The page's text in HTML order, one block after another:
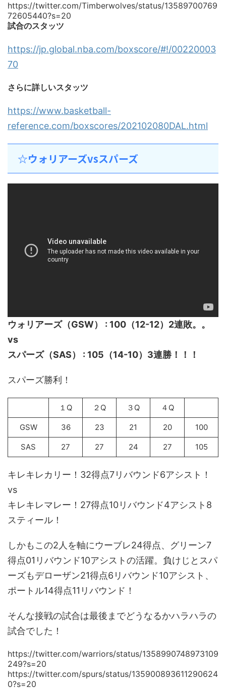
https://twitter.com/Timberwolves/status/13589700769
72605440?s=20
試合のスタッツ
https://jp.global.nba.com/boxscore/#!/00220003
70
さらに詳しいスタッツ
https://www.basketball-
reference.com/boxscores/202102080DAL.html
☆ウォリアーズvsスパーズ
ウォリアーズ（GSW） : 100（12-12）2連敗。。
vs
スパーズ（SAS） : 105（14-10）3連勝！！！
スパーズ勝利！
１Q ２Q ３Q ４Q
GSW 36 23 21 20 100
SAS 27 27 24 27 105
キレキレカリー！32得点7リバウンド6アシスト！
vs
キレキレマレー！27得点10リバウンド4アシスト8
スティール！
しかもこの2人を軸にウーブレ24得点、グリーン7
得点01リバウンド10アシストの活躍。負けじとスパ
ーズもデローザン21得点6リバウンド10アシスト、
ポートル14得点11リバウンド！
そんな接戦の試合は最後までどうなるかハラハラの
試合でした！
https://twitter.com/warriors/status/1358990748973109
249?s=20
https://twitter.com/spurs/status/135900893611290624
0?s=20